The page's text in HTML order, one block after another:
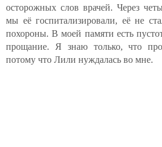
осторожных слов врачей. Через
мы её госпитализировали, её не
похороны. В моей памяти есть
прощание. Я знаю только, что
потому что Лили нуждалась во мне.